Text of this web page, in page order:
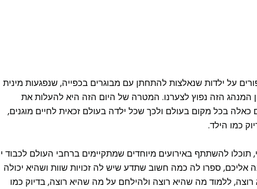
על ילדות שנאלצות להתחתן עם מבוגרים בכפייה, שנפגעות מינית
המנהג הזה נפוץ לצערנו. המטרה של היום הזה היא להעלות את
בכל מקום בעולם ולכך שכל ילדה בעולם זכאית לחיים מוגנים,
כמו הילד.
תוכלו להשתתף באירועים מיוחדים שמתקיימים ברחבי העולם לכבוד
אליכם, ספרו לה כמה חשוב שתדע שיש לה זכויות שוות ושהיא יכולה
ללמוד מה שהיא רוצה ולהילחם על מה שהיא רוצה, בדיוק כמו